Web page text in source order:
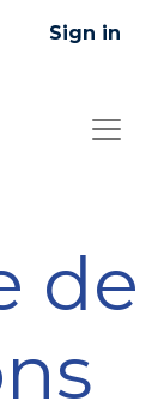
Sign in
de